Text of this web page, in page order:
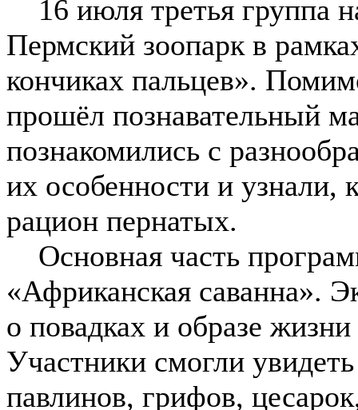
16 июля третья группа
Пермский зоопарк в
кончиках пальцев».
прошёл познавательный
познакомились с
их особенности и узнали,
рацион пернатых.
Основная часть
«Африканская саванна».
о повадках и образе
Участники смогли
павлинов, грифов,